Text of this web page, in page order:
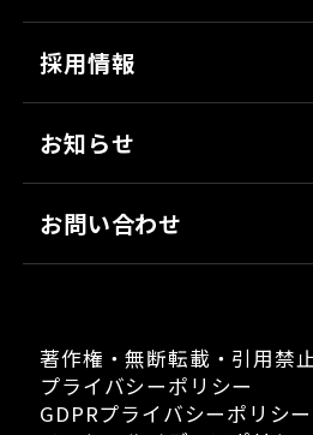
シーリング・接着剤
クリーナー・脱脂剤
社会貢献
人材育成
アスリート社員
職場環境
採用情報
お知らせ
お問い合わせ
著作権・無断転載・引用禁
プライバシーポリシー
GDPRプライバシーポリシー